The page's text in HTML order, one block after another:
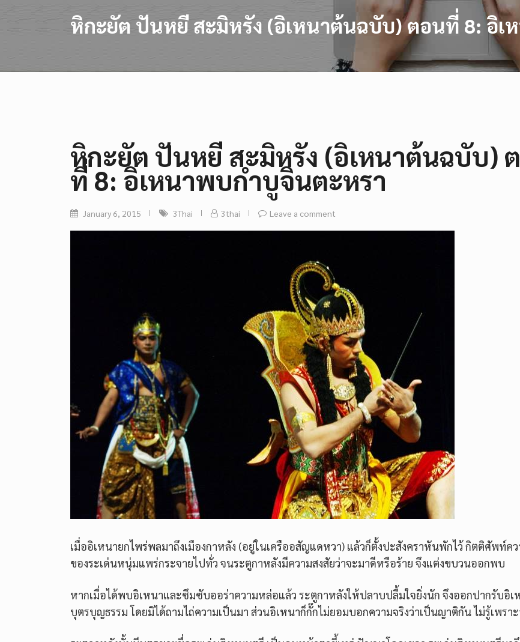
หิกะยัต ปันหยี สะมิหรัง (อิเหนาต้นฉบับ) ตอนที่ 8: อิเ
หิกะยัต ปันหยี สะมิหรัง (อิเหนาต้นฉบับ)
ที่ 8: อิเหนาพบกำบูจินตะหรา
January 6, 2015 3Thai 3thai Leave a comment
เมื่ออิเหนายกไพร่พลมาถึงเมืองกาหลัง (อยู่ในเครืออสัญแดหวา) แล้วก็ตั้งปะสังคราหันพักไว้ กิตติศัพท์ค
ของระเด่นหนุ่มแพร่กระจายไปทั่ว จนระตูกาหลังมีความสงสัยว่าจะมาดีหรือร้าย จึงแต่งขบวนออกพบ
หากเมื่อได้พบอิเหนาและซึมซับออร่าความหล่อแล้ว ระตูกาหลังให้ปลาบปลื้มใจยิ่งนัก จึงออกปากรับอิเ
บุตรบุญธรรม โดยมิได้ถามไถ่ความเป็นมา ส่วนอิเหนาก็กั๊กไม่ยอมบอกความจริงว่าเป็นญาติกัน ไม่รู้เพราะ